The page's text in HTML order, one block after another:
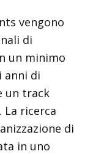
vengono
di
un minimo
anni di
un track
ricerca
di
in uno